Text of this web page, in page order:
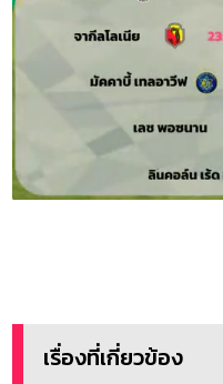
เรื่องที่เกี่ยวข้อง